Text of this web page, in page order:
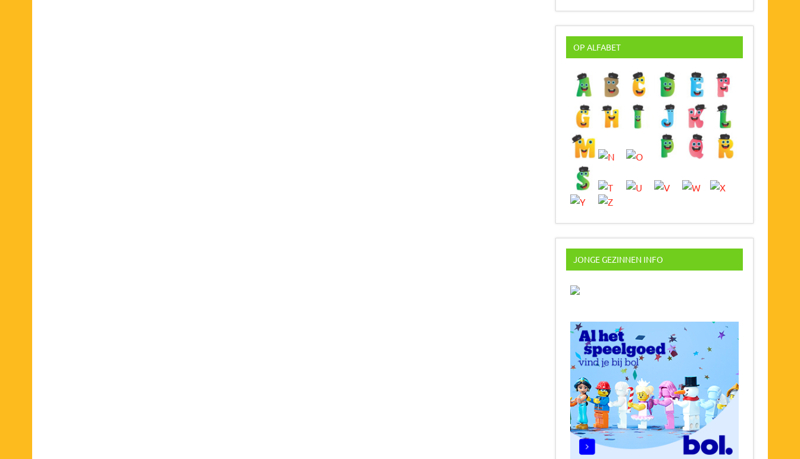
OP ALFABET
JONGE GEZINNEN INFO